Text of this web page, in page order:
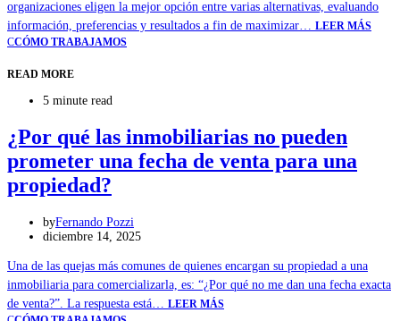
organizaciones eligen la mejor opción entre varias alternativas, evaluando
información, preferencias y resultados a fin de maximizar… LEER MÁS
CCÓMO TRABAJAMOS
READ MORE
5 minute read
¿Por qué las inmobiliarias no pueden
prometer una fecha de venta para una
propiedad?
byFernando Pozzi
diciembre 14, 2025
Una de las quejas más comunes de quienes encargan su propiedad a una
inmobiliaria para comercializarla, es: “¿Por qué no me dan una fecha exacta
de venta?”. La respuesta está… LEER MÁS